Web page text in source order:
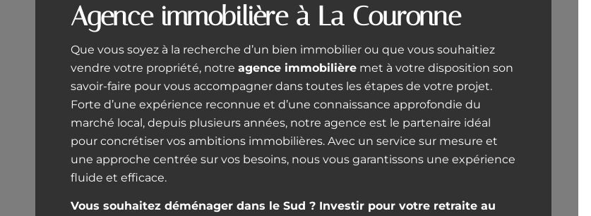
Agence immobilière à La Couronne
Que vous soyez à la recherche d’un bien immobilier ou que vous souhaitiez
vendre votre propriété, notre agence immobilière met à votre disposition son
savoir-faire pour vous accompagner dans toutes les étapes de votre projet.
Forte d’une expérience reconnue et d’une connaissance approfondie du
marché local, depuis plusieurs années, notre agence est le partenaire idéal
pour concrétiser vos ambitions immobilières. Avec un service sur mesure et
une approche centrée sur vos besoins, nous vous garantissons une expérience
fluide et efficace.
Vous souhaitez déménager dans le Sud ? Investir pour votre retraite au